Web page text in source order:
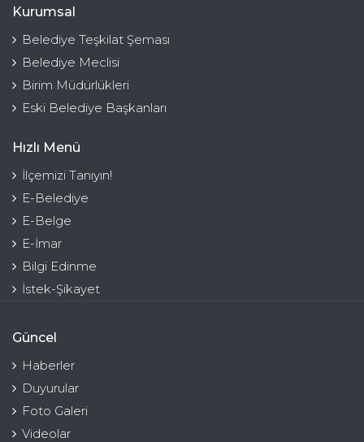
Kurumsal
Belediye Teşkilat Şeması
Belediye Meclisi
Birim Müdürlükleri
Eski Belediye Başkanları
Hızlı Menü
İlçemizi Tanıyın!
E-Belediye
E-Belge
E-İmar
Bilgi Edinme
İstek-Şikayet
Güncel
Haberler
Duyurular
Foto Galeri
Videolar